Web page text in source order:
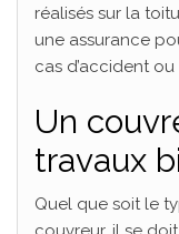
réalisés sur la
une assurance
cas d’accident
Un
travaux
Quel que soit le